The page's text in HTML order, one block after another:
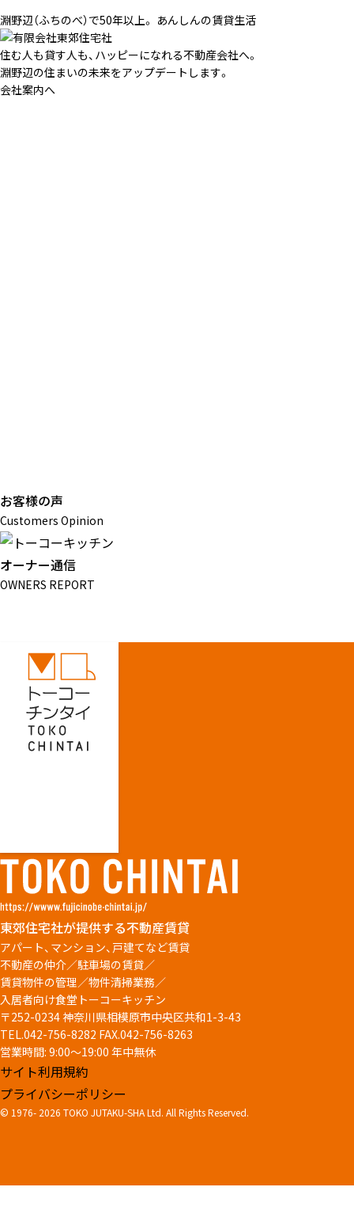
淵野辺（ふちのべ）で50年以上。 あんしんの賃貸生活
住む人も貸す人も、ハッピーになれる不動産会社へ。
淵野辺の住まいの未来をアップデートします。
会社案内へ
お客様の声
Customers Opinion
オーナー通信
OWNERS REPORT
東郊住宅社が提供する不動産賃貸
アパート、マンション、戸建てなど賃貸
不動産の仲介／駐車場の賃貸／
賃貸物件の管理／物件清掃業務／
入居者向け食堂トーコーキッチン
〒252-0234 神奈川県相模原市中央区共和1-3-43
TEL.042-756-8282 FAX.042-756-8263
営業時間: 9:00～19:00 年中無休
サイト利用規約
プライバシーポリシー
© 1976-2026 TOKO JUTAKU-SHA Ltd. All Rights Reserved.